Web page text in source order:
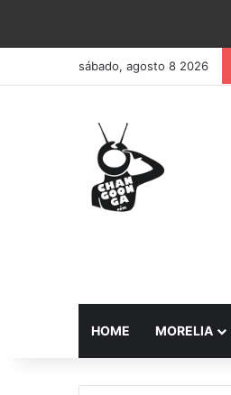
sábado, agosto 8 2026
HOME MORELIA